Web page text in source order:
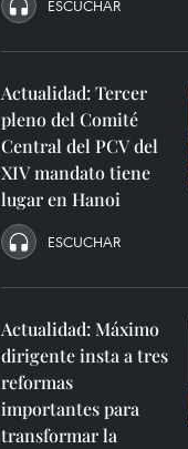
ESCUCHAR
Actualidad: Tercer
pleno del Comité
Central del PCV del
XIV mandato tiene
lugar en Hanoi
ESCUCHAR
Actualidad: Máximo
dirigente insta a tres
reformas
importantes para
transformar la